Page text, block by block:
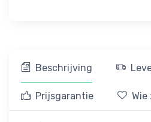
Beschrijving
Prijsgarantie